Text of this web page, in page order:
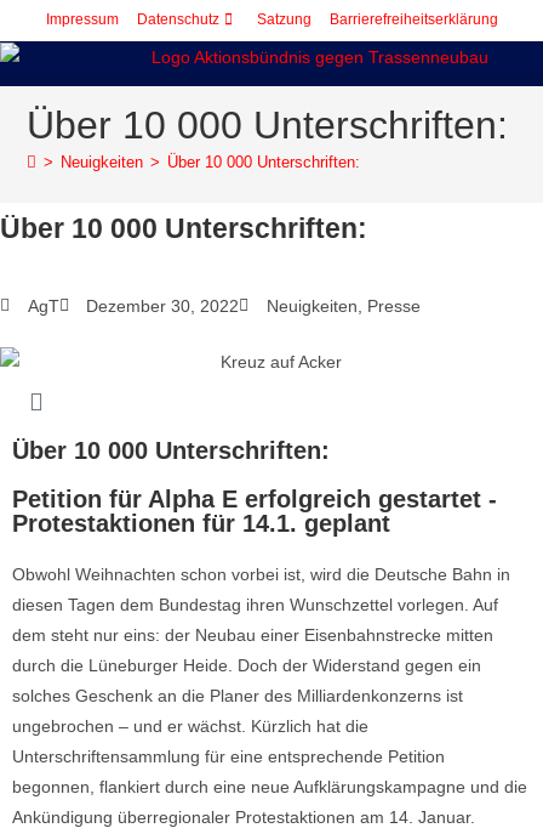
springen
Impressum Datenschutz Satzung Barrierefreiheitserklärung
Über 10 000 Unterschriften:
> Neuigkeiten > Über 10 000 Unterschriften:
Über 10 000 Unterschriften:
AgT Dezember 30, 2022 Neuigkeiten Presse
Über 10 000 Unterschriften:
Petition für Alpha E erfolgreich gestartet -
Protestaktionen für 14.1. geplant
Obwohl Weihnachten schon vorbei ist, wird die Deutsche Bahn in
diesen Tagen dem Bundestag ihren Wunschzettel vorlegen. Auf
dem steht nur eins: der Neubau einer Eisenbahnstrecke mitten
durch die Lüneburger Heide. Doch der Widerstand gegen ein
solches Geschenk an die Planer des Milliardenkonzerns ist
ungebrochen – und er wächst. Kürzlich hat die
Unterschriftensammlung für eine entsprechende Petition
begonnen, flankiert durch eine neue Aufklärungskampagne und die
Ankündigung überregionaler Protestaktionen am 14. Januar.